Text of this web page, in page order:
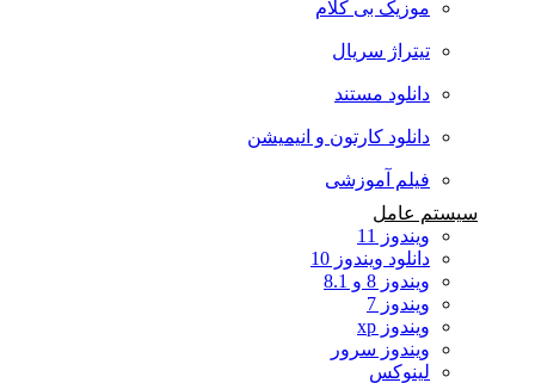
موزیک بی کلام
تیتراژ سریال
دانلود مستند
دانلود کارتون و انیمیشن
فیلم آموزشی
سیستم عامل
ویندوز 11
دانلود ویندوز 10
ویندوز 8 و 8.1
ویندوز 7
ویندوز xp
ویندوز سرور
لینوکس